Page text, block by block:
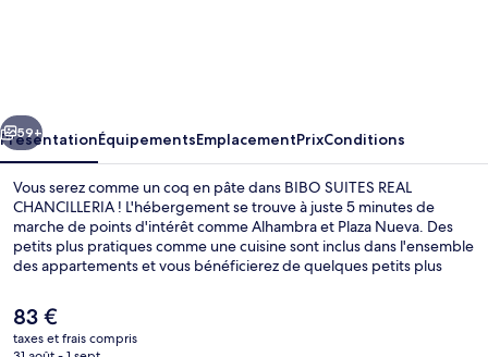
Suivant
59+
PrésentationÉquipementsEmplacementPrixConditions
Vous serez comme un coq en pâte dans BIBO SUITES REAL
CHANCILLERIA ! L'hébergement se trouve à juste 5 minutes de
marche de points d'intérêt comme Alhambra et Plaza Nueva. Des
petits plus pratiques comme une cuisine sont inclus dans l'ensemble
des appartements et vous bénéficierez de quelques petits plus
gratuit.
Le
prix
actuel
83 €
taxes et frais compris